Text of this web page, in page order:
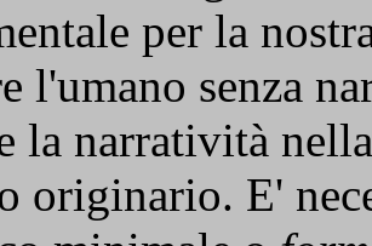
per la
l'umano senza
la narratività
originario. E'